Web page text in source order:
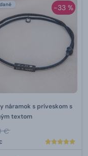
-33 %
náramok s príveskom s
textom
€